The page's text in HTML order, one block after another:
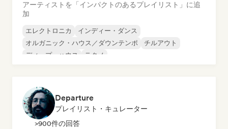
アーティストを「インパクトのあるプレイリスト」に追
加
エレクトロニカ
インディー・ダンス
オルガニック・ハウス／ダウンテンポ
チルアウト
ディープ・ハウス
テクノ
Departure
プレイリスト・キュレーター
>900件の回答